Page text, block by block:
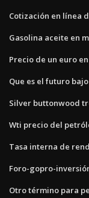
Cotización en línea
Gasolina aceite en
Precio de un euro
Que es el futuro
Silver buttonwood
Wti precio del
Tasa interna de
Foro-gopro-
Otro término para